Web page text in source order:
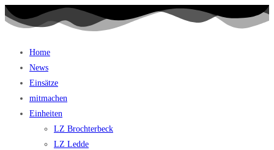
Home
News
Einsätze
mitmachen
Einheiten
LZ Brochterbeck
LZ Ledde